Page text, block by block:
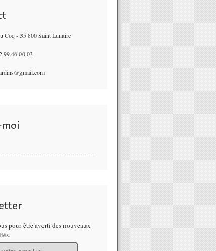
Coq - 35 800 Saint Lunaire
pour être averti des nouveaux